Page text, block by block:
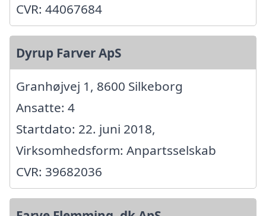
CVR: 44067684
Dyrup Farver ApS
Granhøjvej 1, 8600 Silkeborg
Ansatte: 4
Startdato: 22. juni 2018,
Virksomhedsform: Anpartsselskab
CVR: 39682036